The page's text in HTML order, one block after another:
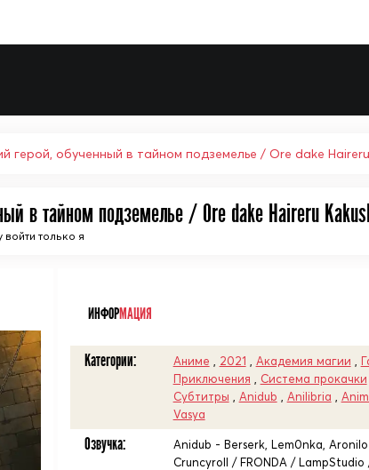
герой, обученный в тайном подземелье / Ore dake
в тайном подземелье / Ore dake Haireru
только я
ИНФОРМАЦИЯ
Категории: Аниме 2021 Академия магии
Приключения
Система прокачки
Субтитры
Anidub Anilibria
Vasya
Озвучка:
Anidub - Berserk, Lem0nka,
Cruncyroll / FRONDA /